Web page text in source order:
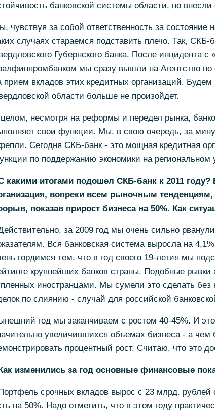
банковской системы области, но
чувствуя за собой ответственность за состояние
случаях стараемся подставить плечо. Так, СКБ-
Губернского банка. После инцидента
мы сразу вышли на Агентство по
прием вкладов этих кредитных организаций. Будем
области больше не произойдет.
несмотря на реформы и передел рынка,
свои функции. Мы, в свою очередь, за
Сегодня СКБ-банк - это мощная кредитная
по поддержанию экономики на региональном
какими итогами подошел СКБ-банк к 2011 году?
вопреки всем рыночным
показав прирост бизнеса на 50%. Как
за 2009 год мы очень сильно
Вся банковская система выросла на
гордимся тем, что в год своего 19-летия мы
крупнейших банков страны. Подобные рывки
иностранцами. Мы сумели это сделать
по слиянию - случай для российской
год мы заканчиваем с ростом 40-45%. И
увеличившихся объемах бизнеса - а
процентный рост. Считаю, что это
изменились за год основные финансовые
срочных вкладов вырос с 23 млрд. рублей
на 50%. Надо отметить, что в этом году